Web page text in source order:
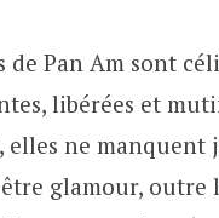
de Pan Am sont
libérées et
elles ne manquent
glamour,